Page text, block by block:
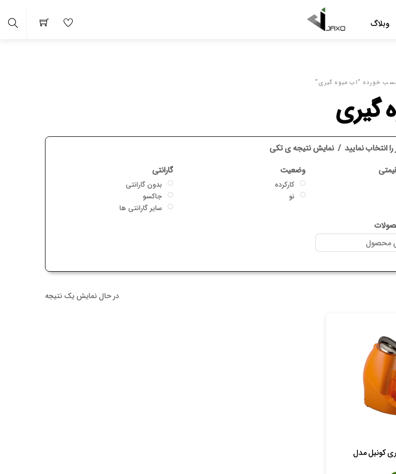
وبلاگ
خورده “اب میوه گیری”
گیری
انتخاب نمایید نمایش نتیجه ی تکی
وضعیت
کارکرده
نو
گارانتی
بدون گارانتی
جاکسو
سایر گارانتی ها
در حال نمایش یک نتیجه
کونیل مدل